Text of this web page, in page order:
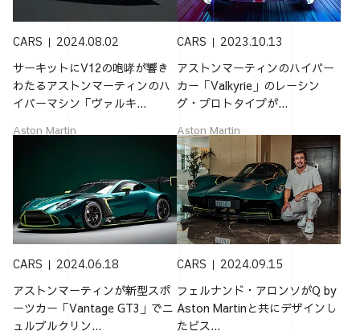
CARS 2024.08.02
サーキットにV12の咆哮が響き
わたるアストンマーティンのハ
イパーマシン「ヴァルキ...
Aston Martin
CARS 2023.10.13
アストンマーティンのハイパー
カー「Valkyrie」のレーシン
グ・プロトタイプが...
Aston Martin
CARS 2024.06.18
アストンマーティンが新型スポ
ーツカー「Vantage GT3」でニ
ュルブルクリン...
CARS 2024.09.15
フェルナンド・アロンソがQ by
Aston Martinと共にデザインし
たビス...